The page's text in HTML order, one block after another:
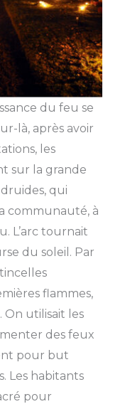
du feu se
là, après avoir
les
sur la grande
qui
communauté, à
L’arc tournait
du soleil. Par
flammes,
On utilisait les
des feux
pour but
Les habitants
pour